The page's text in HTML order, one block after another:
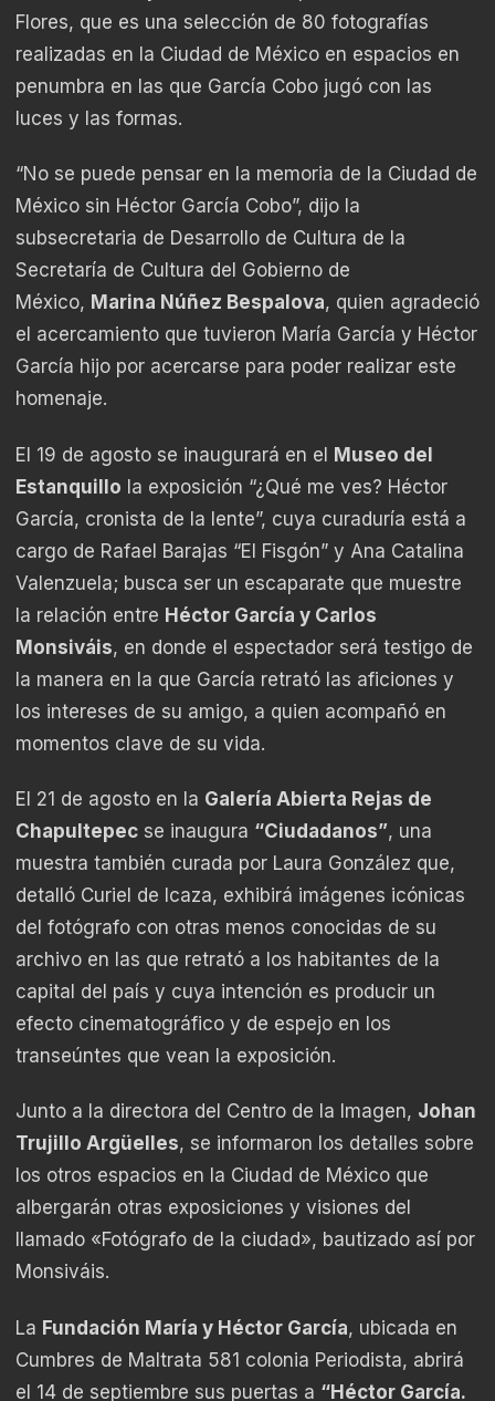
Flores, que es una selección de 80 fotografías
realizadas en la Ciudad de México en espacios en
penumbra en las que García Cobo jugó con las
luces y las formas.
“No se puede pensar en la memoria de la Ciudad de
México sin Héctor García Cobo”, dijo la
subsecretaria de Desarrollo de Cultura de la
Secretaría de Cultura del Gobierno de
México, Marina Núñez Bespalova, quien agradeció
el acercamiento que tuvieron María García y Héctor
García hijo por acercarse para poder realizar este
homenaje.
El 19 de agosto se inaugurará en el Museo del
Estanquillo la exposición “¿Qué me ves? Héctor
García, cronista de la lente”, cuya curaduría está a
cargo de Rafael Barajas “El Fisgón” y Ana Catalina
Valenzuela; busca ser un escaparate que muestre
la relación entre Héctor García y Carlos
Monsiváis, en donde el espectador será testigo de
la manera en la que García retrató las aficiones y
los intereses de su amigo, a quien acompañó en
momentos clave de su vida.
El 21 de agosto en la Galería Abierta Rejas de
Chapultepec se inaugura “Ciudadanos”, una
muestra también curada por Laura González que,
detalló Curiel de Icaza, exhibirá imágenes icónicas
del fotógrafo con otras menos conocidas de su
archivo en las que retrató a los habitantes de la
capital del país y cuya intención es producir un
efecto cinematográfico y de espejo en los
transeúntes que vean la exposición.
Junto a la directora del Centro de la Imagen, Johan
Trujillo Argüelles, se informaron los detalles sobre
los otros espacios en la Ciudad de México que
albergarán otras exposiciones y visiones del
llamado «Fotógrafo de la ciudad», bautizado así por
Monsiváis.
La Fundación María y Héctor García, ubicada en
Cumbres de Maltrata 581 colonia Periodista, abrirá
el 14 de septiembre sus puertas a “Héctor García.